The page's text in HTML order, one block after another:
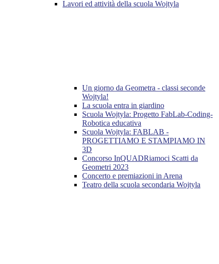
Lavori ed attività della scuola Wojtyla
Un giorno da Geometra - classi seconde
Wojtyla!
La scuola entra in giardino
Scuola Wojtyla: Progetto FabLab-Coding-
Robotica educativa
Scuola Wojtyla: FABLAB -
PROGETTIAMO E STAMPIAMO IN
3D
Concorso InQUADRiamoci Scatti da
Geometri 2023
Concerto e premiazioni in Arena
Teatro della scuola secondaria Wojtyla